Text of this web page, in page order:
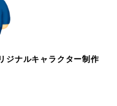
ジナルキャラクター制作